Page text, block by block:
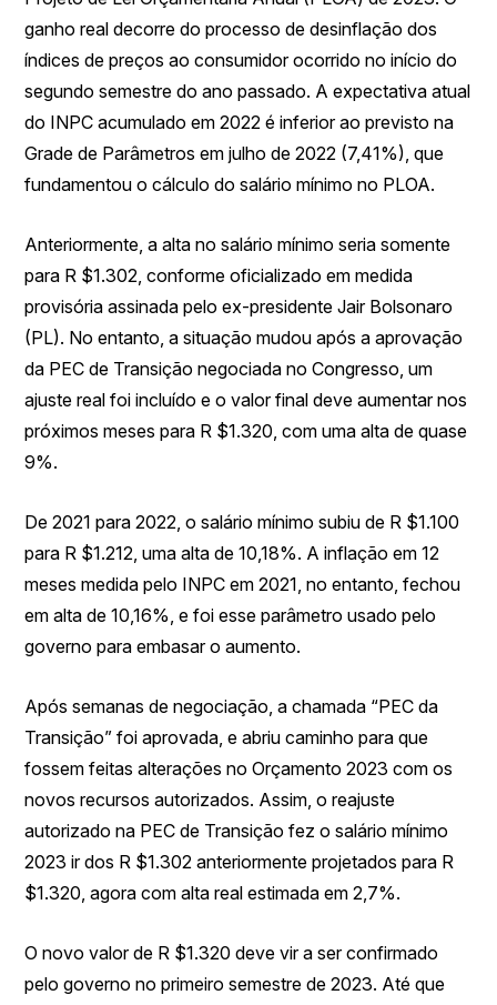
ganho real decorre do processo de desinflação dos
índices de preços ao consumidor ocorrido no início do
segundo semestre do ano passado. A expectativa atual
do INPC acumulado em 2022 é inferior ao previsto na
Grade de Parâmetros em julho de 2022 (7,41%), que
fundamentou o cálculo do salário mínimo no PLOA.
Anteriormente, a alta no salário mínimo seria somente
para R $1.302, conforme oficializado em medida
provisória assinada pelo ex-presidente Jair Bolsonaro
(PL). No entanto, a situação mudou após a aprovação
da PEC de Transição negociada no Congresso, um
ajuste real foi incluído e o valor final deve aumentar nos
próximos meses para R $1.320, com uma alta de quase
9%.
De 2021 para 2022, o salário mínimo subiu de R $1.100
para R $1.212, uma alta de 10,18%. A inflação em 12
meses medida pelo INPC em 2021, no entanto, fechou
em alta de 10,16%, e foi esse parâmetro usado pelo
governo para embasar o aumento.
Após semanas de negociação, a chamada “PEC da
Transição” foi aprovada, e abriu caminho para que
fossem feitas alterações no Orçamento 2023 com os
novos recursos autorizados. Assim, o reajuste
autorizado na PEC de Transição fez o salário mínimo
2023 ir dos R $1.302 anteriormente projetados para R
$1.320, agora com alta real estimada em 2,7%.
O novo valor de R $1.320 deve vir a ser confirmado
pelo governo no primeiro semestre de 2023. Até que